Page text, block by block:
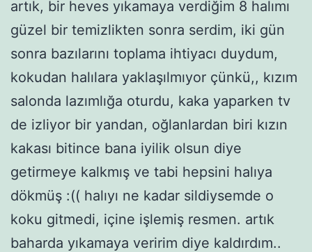
artık, bir heves yıkamaya verdiğim 8 halımı
güzel bir temizlikten sonra serdim, iki gün
sonra bazılarını toplama ihtiyacı duydum,
kokudan halılara yaklaşılmıyor çünkü,, kızım
salonda lazımlığa oturdu, kaka yaparken tv
de izliyor bir yandan, oğlanlardan biri kızın
kakası bitince bana iyilik olsun diye
getirmeye kalkmış ve tabi hepsini halıya
dökmüş :(( halıyı ne kadar sildiysemde o
koku gitmedi, içine işlemiş resmen. artık
baharda yıkamaya veririm diye kaldırdım..